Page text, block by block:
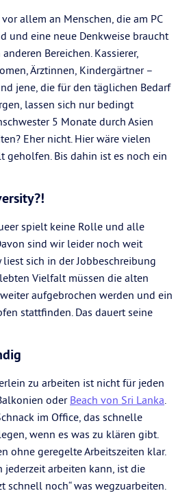
allem an Menschen, die am PC
und eine neue Denkweise braucht
Bereichen. Kassierer,
Ärztinnen, Kindergärtner –
jene, die für den täglichen Bedarf
lassen sich nur bedingt
5 Monate durch Asien
Eher nicht. Hier wäre vielen
geholfen. Bis dahin ist es noch ein
spielt keine Rolle und alle
sind wir leider noch weit
sich in der Jobbeschreibung
Vielfalt müssen die alten
aufgebrochen werden und ein
stattfinden. Das dauert seine
zu arbeiten ist nicht für jeden
oder Beach von Sri Lanka.
im Office, das schnelle
wenn es was zu klären gibt.
ohne geregelte Arbeitszeiten klar.
jederzeit arbeiten kann, ist die
schnell noch“ was wegzuarbeiten.